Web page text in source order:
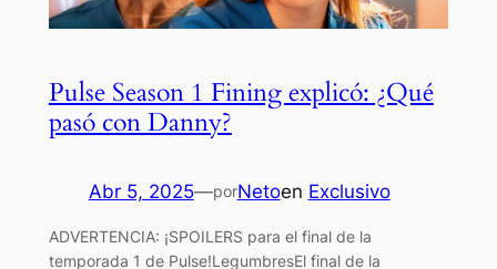
Pulse Season 1 Fining explicó: ¿Qué
pasó con Danny?
Abr 5, 2025—porNetoen Exclusivo
ADVERTENCIA: ¡SPOILERS para el final de la
temporada 1 de Pulse!LegumbresEl final de la